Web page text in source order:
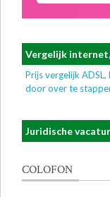
Vergelijk
Prijs vergelijk
door over te
Juridische
COLOFON